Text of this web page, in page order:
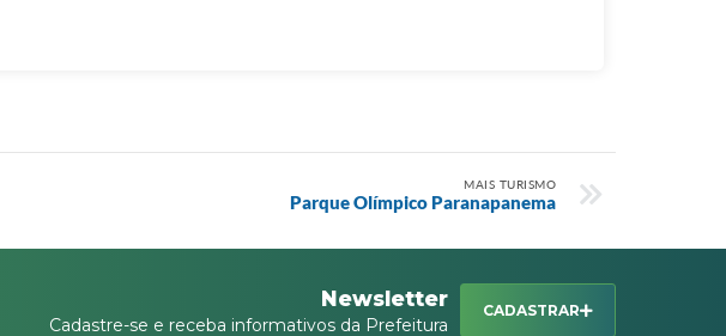
MAIS TURISMO
Parque Olímpico Paranapanema
Newsletter
Cadastre-se e receba informativos da Prefeitura
CADASTRAR